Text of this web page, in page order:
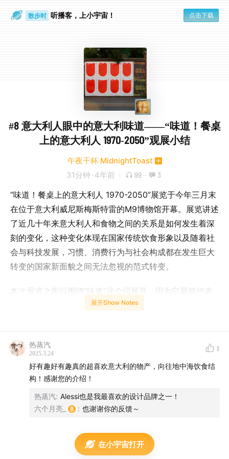
散步时 听播客，上小宇宙！ 点击下载
#8 意大利人眼中的意大利味道——“味道！餐桌
上的意大利人 1970-2050”观展小结
午夜干杯 MidnightToast
31分钟 · 4年前 99 · 3
“味道！餐桌上的意大利人 1970-2050”展览于今年三月末
在位于意大利威尼斯梅斯特雷的M9博物馆开幕。展览讲述
了近几十年来意大利人和食物之间的关系是如何发生着深
刻的变化，这种变化体现在国家传统饮食形象以及随着社
会与科技发展，习惯、消费行为与社会构成都在发生巨大
转变的国家新面貌之间无法忽视的范式转变。
本次展览之所以围绕“味道”这个词展开，因为它最能代表
个人与社会之间的关系，代表与食物相关的主题的复杂
物，人们慷慨地邀请亲朋相聚在餐桌前，人们相互分享各
种食物与食谱，人们的记忆里充满了各种食物的香气与滋
味......
刘悦在五月前去观展，回到米兰后仔细研读了展览的同名
书籍，本期节目她将与大家分享一些观展心得。
本期封面照片取自CamuffoLab设计工作室网站，由摄影
师Marco Cappelletti拍摄🙏🏻
展开Show Notes
热蒸汽
2025.3.24
1
好有趣好有趣真的超喜欢意大利的物产，向往地中海饮食结
构！感谢您的介绍！
热蒸汽: Alessi也是我最喜欢的设计品牌之一！
六个月亮_
: 也谢谢你的反馈～
在小宇宙打开